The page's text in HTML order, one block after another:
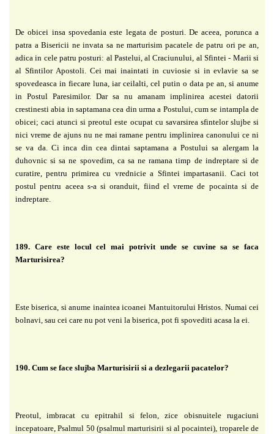
De obicei insa spovedania este legata de posturi. De aceea, porunca a
patra a Bisericii ne invata sa ne marturisim pacatele de patru ori pe an,
adica in cele patru posturi: al Pastelui, al Craciunului, al Sfintei - Marii si
al Sfintilor Apostoli. Cei mai inaintati in cuviosie si in evlavie sa se
spovedeasca in fiecare luna, iar ceilalti, cel putin o data pe an, si anume
in Postul Paresimilor. Dar sa nu amanam implinirea acestei datorii
crestinesti abia in saptamana cea din urma a Postului, cum se intampla de
obicei; caci atunci si preotul este ocupat cu savarsirea sfintelor slujbe si
nici vreme de ajuns nu ne mai ramane pentru implinirea canonului ce ni
se va da. Ci inca din cea dintai saptamana a Postului sa alergam la
duhovnic si sa ne spovedim, ca sa ne ramana timp de indreptare si de
curatire, pentru primirea cu vrednicie a Sfintei impartasanii. Caci tot
postul pentru aceea s-a si oranduit, fiind el vreme de pocainta si de
indreptare.
189. Care este locul cel mai potrivit unde se cuvine sa se faca
Marturisirea?
Este biserica, si anume inaintea icoanei Mantuitorului Hristos. Numai cei
bolnavi, sau cei care nu pot veni la biserica, pot fi spovediti acasa la ei.
190. Cum se face slujba Marturisirii si a dezlegarii pacatelor?
Preotul, imbracat cu epitrahil si felon, zice obisnuitele rugaciuni
incepatoare, Psalmul 50 (psalmul marturisirii si al pocaintei), troparele de